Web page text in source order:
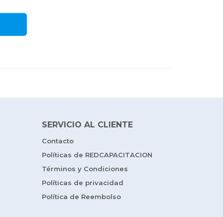
SERVICIO AL CLIENTE
Contacto
Políticas de REDCAPACITACION
Términos y Condiciones
Políticas de privacidad
Política de Reembolso